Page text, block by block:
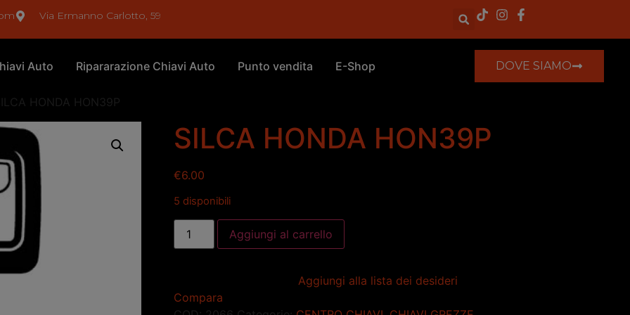
Via Ermanno Carlotto, 59
Auto Ripararazione Chiavi Auto Punto vendita E-Shop DOVE SIAMO
HONDA HON39P
SILCA HONDA HON39P
€6.00
5 disponibili
Aggiungi al carrello
Aggiungi alla lista dei desideri
Compara